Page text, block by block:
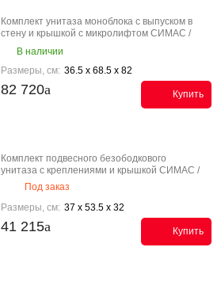
Комплект унитаза моноблока с выпуском в
стену и крышкой с микролифтом СИМАС /
SIMAS Аркада / ARCADE AR 831 bia K
В наличии
Размеры, см: 36.5 x 68.5 x 82
82 720 Купить
Комплект подвесного безободкового
унитаза с креплениями и крышкой СИМАС /
SIMAS Джунипер / JUNIPER KJU 18 bia
Под заказ
Размеры, см: 37 x 53.5 x 32
41 215 Купить